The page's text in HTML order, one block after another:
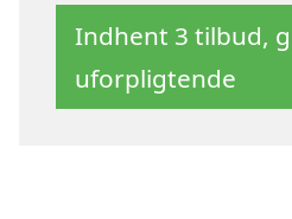
Indhent 3 tilbud,
uforpligtende